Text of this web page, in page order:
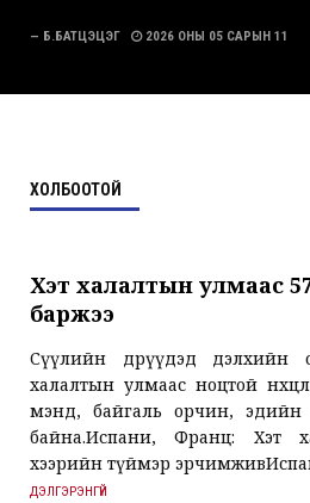
— Б.БАТЦЭЦЭГ 2026 ОНЫ 05 САРЫН 11
ХОЛБООТОЙ
Хэт халалтын улмаас
баржээ
Сүүлийн өдрүүдэд дэлхийн
халалтын улмаас ноцтой
мэнд, байгаль орчин, эдийн
байна.Испани, Франц: Хэт
хээрийн түймэр
ДЭЛГЭРЭНГҮЙ